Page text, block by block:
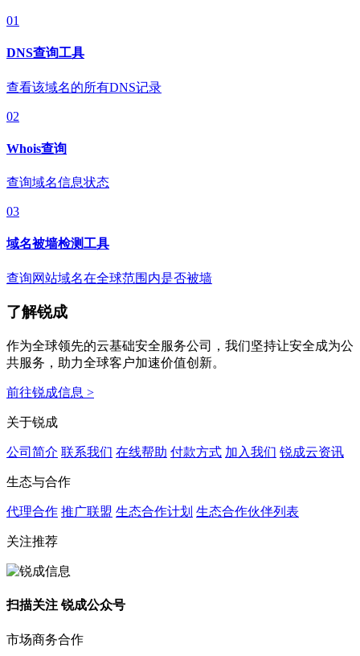
01
DNS查询工具
查看该域名的所有DNS记录
02
Whois查询
查询域名信息状态
03
域名被墙检测工具
查询网站域名在全球范围内是否被墙
了解锐成
作为全球领先的云基础安全服务公司，我们坚持让安全成为公
共服务，助力全球客户加速价值创新。
前往锐成信息 >
关于锐成
公司简介 联系我们 在线帮助 付款方式 加入我们 锐成云资讯
生态与合作
代理合作 推广联盟 生态合作计划 生态合作伙伴列表
关注推荐
扫描关注 锐成公众号
市场商务合作